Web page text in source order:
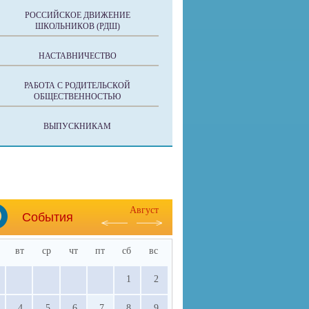
РОССИЙСКОЕ ДВИЖЕНИЕ
ШКОЛЬНИКОВ (РДШ)
НАСТАВНИЧЕСТВО
РАБОТА С РОДИТЕЛЬСКОЙ
ОБЩЕСТВЕННОСТЬЮ
ВЫПУСКНИКАМ
События
Август
вт ср чт пт сб вс
1 2